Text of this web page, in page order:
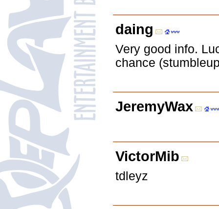
daing
Very good info.
chance
JeremyWax
VictorMib
tdleyz